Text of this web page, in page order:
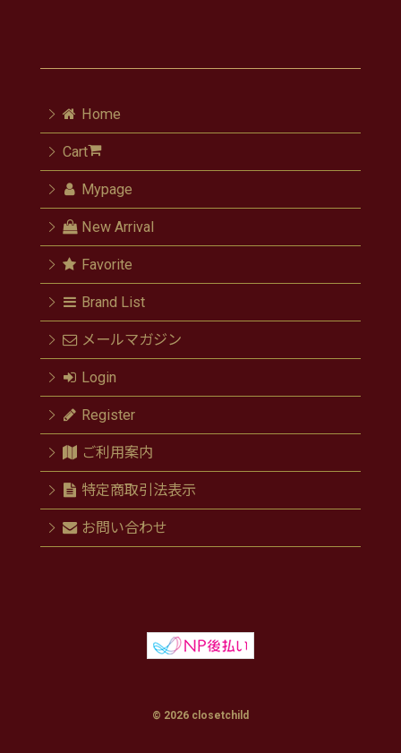
Home
Cart
Mypage
New Arrival
Favorite
Brand List
メールマガジン
Login
Register
ご利用案内
特定商取引法表示
お問い合わせ
© 2026 closetchild